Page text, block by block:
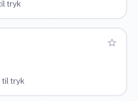
tryk
til tryk